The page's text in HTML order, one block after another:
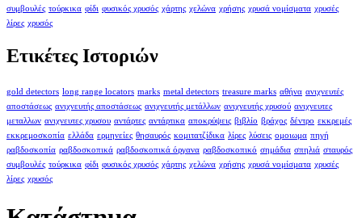
συμβουλές τούρκικα φίδι φυσικός χρυσός χάρτης χελώνα χρήσης χρυσά νομίσματα χρυσές
λίρες χρυσός
Ετικέτες Ιστοριών
gold detectors long range locators marks metal detectors treasure marks αθήνα ανιχνευτές
αποστάσεως ανιχνευτής αποστάσεως ανιχνευτής μετάλλων ανιχνευτής χρυσού ανιχνευτες
μεταλλων ανιχνευτες χρυσου αντάρτες αντάρτικα αποκρύψεις βιβλίο βράχος δέντρο εκκρεμές
εκκρεμοσκοπία ελλάδα ερμηνείες θησαυρός κομιτατζίδικα λίρες λύσεις ομοιωμα πηγή
ραβδοσκοπία ραβδοσκοπικά ραβδοσκοπικά όργανα ραβδοσκοπικό σημάδια σπηλιά σταυρός
συμβουλές τούρκικα φίδι φυσικός χρυσός χάρτης χελώνα χρήσης χρυσά νομίσματα χρυσές
λίρες χρυσός